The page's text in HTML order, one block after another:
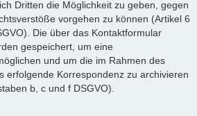
Dritten die Möglichkeit zu geben, gegen
vorgehen zu können (Artikel 6
Die über das Kontaktformular
gespeichert, um eine
und um die im Rahmen des
erfolgende Korrespondenz zu archivieren
b, c und f DSGVO).